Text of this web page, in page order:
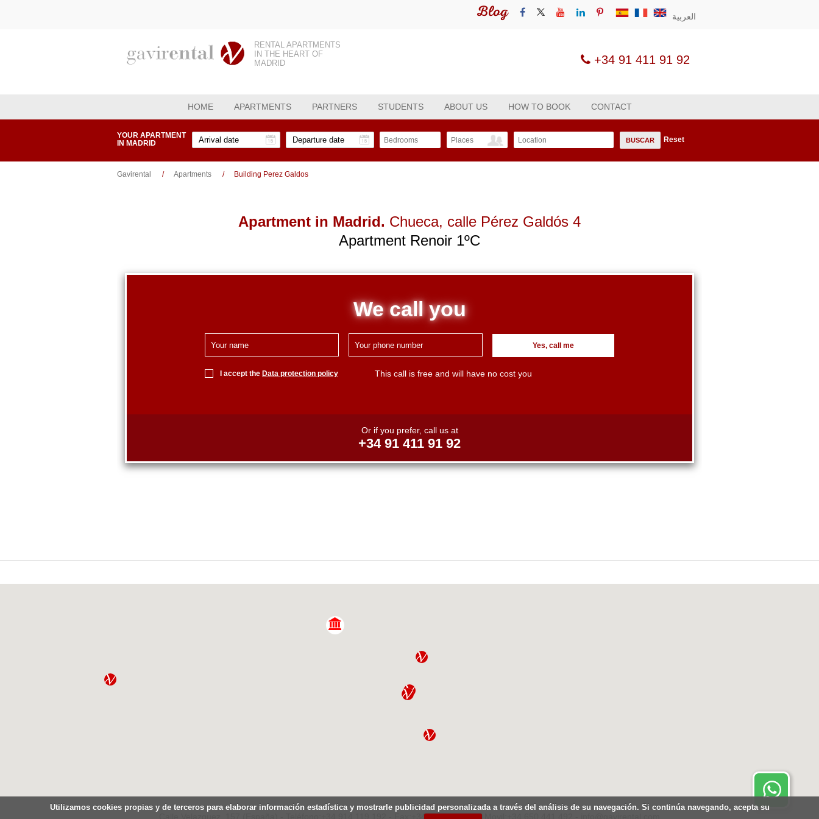
العربية Blog
RENTAL APARTMENTS
IN THE HEART OF
MADRID
+34 91 411 91 92
HOME APARTMENTS PARTNERS STUDENTS ABOUT US HOW TO BOOK CONTACT
YOUR APARTMENT
IN MADRID
Bedrooms Places Location BUSCAR Reset
Gavirental Apartments Building Perez Galdos
Apartment in Madrid. Chueca, calle Pérez Galdós 4
Apartment Renoir 1ºC
We call you
Yes, call me
I accept the Data protection policy This call is free and will have no cost you
Or if you prefer, call us at
+34 91 411 91 92
Calle Velazquez, 157 (España) - Teléfono:+34.914.119.192 - Fax:+34.914.119.207 - Movil:+34.650.441.492 - info@gavirental.com
Disponible 24 horas
Utilizamos cookies propias y de terceros para elaborar información estadística y mostrarle publicidad personalizada a través del análisis de su navegación. Si continúa navegando, acepta su